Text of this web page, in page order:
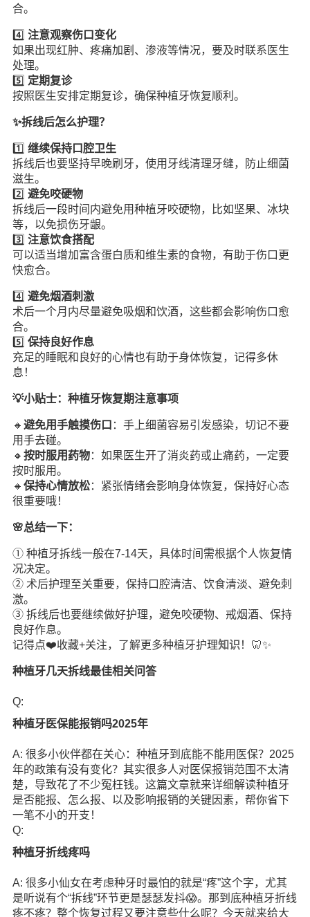
合。
4️⃣ 注意观察伤口变化
如果出现红肿、疼痛加剧、渗液等情况，要及时联系医生
处理。
5️⃣ 定期复诊
按照医生安排定期复诊，确保种植牙恢复顺利。
✨拆线后怎么护理？
1️⃣ 继续保持口腔卫生
拆线后也要坚持早晚刷牙，使用牙线清理牙缝，防止细菌
滋生。
2️⃣ 避免咬硬物
拆线后一段时间内避免用种植牙咬硬物，比如坚果、冰块
等，以免损伤牙龈。
3️⃣ 注意饮食搭配
可以适当增加富含蛋白质和维生素的食物，有助于伤口更
快愈合。
4️⃣ 避免烟酒刺激
术后一个月内尽量避免吸烟和饮酒，这些都会影响伤口愈
合。
5️⃣ 保持良好作息
充足的睡眠和良好的心情也有助于身体恢复，记得多休
息！
💡小贴士：种植牙恢复期注意事项
🔸 避免用手触摸伤口 ：手上细菌容易引发感染，切记不要
用手去碰。
🔸 按时服用药物：如果医生开了消炎药或止痛药，一定要
按时服用。
🔸 保持心情放松：紧张情绪会影响身体恢复，保持好心态
很重要哦！
🌸总结一下：
① 种植牙拆线一般在7-14天，具体时间需根据个人恢复情
况决定。
② 术后护理至关重要，保持口腔清洁、饮食清淡、避免刺
激。
③ 拆线后也要继续做好护理，避免咬硬物、戒烟酒、保持
良好作息。
记得点❤️收藏+关注，了解更多种植牙护理知识 ！🦷✨
种植牙几天拆线最佳相关问答
Q:
种植牙医保能报销吗2025年
A: 很多小伙伴都在关心：种植牙到底能不能用医保？2025
年的政策有没有变化？其实很多人对医保报销范围不太清
楚，导致花了不少冤枉钱。这篇文章就来详细解读种植牙
是否能报、怎么报、以及影响报销的关键因素，帮你省下
一笔不小的开支！
Q:
种植牙折线疼吗
A: 很多小仙女在考虑种牙时最怕的就是“疼”这个字，尤其
是听说有个“拆线”环节更是瑟瑟发抖😱。那到底种植牙折线
疼不疼？整个恢复过程又要注意些什么呢？今天就来给大